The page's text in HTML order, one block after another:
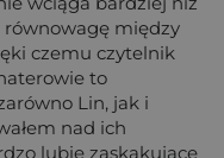
równowagę między
czemu czytelnik
to
Lin, jak i
nad ich
lubię zaskakujące